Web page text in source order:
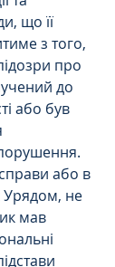
що її
з того,
про
до
або був
або в
Урядом, не
мав